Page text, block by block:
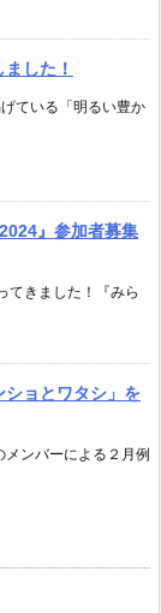
した！
ている「明るい豊か
』参加者募集
てきました！『みら
ショとワタシ」を
ンバーによる２月例